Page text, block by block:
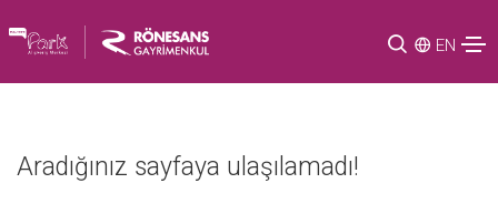
EN
Aradığınız sayfaya ulaşılamadı!